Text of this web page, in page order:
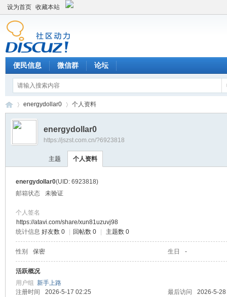
设为首页 收藏本站
便民信息 微信群 论坛
›
energydollar0 个人资料
energydollar0
https://jszst.com.cn/?6923818
主题 个人资料
energydollar0(UID: 6923818)
邮箱状态
未验证
个人签名
https://atavi.com/share/xun81uzuvj98
统计信息 好友数 0 回帖数 0 主题数 0
性别 保密 生日 -
活跃概况
用户组 新手上路
注册时间
2026-5-17 02:25 最后访问
2026-5-